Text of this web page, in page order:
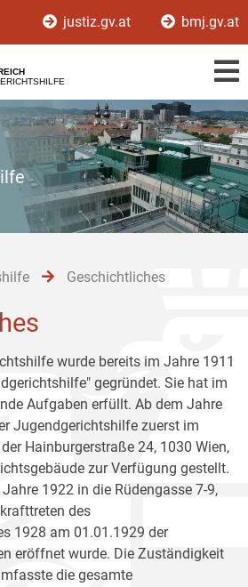
justiz.gv.at bmj.gv.at
Geschichtliches
wurde bereits im Jahre 1911
gegründet. Sie hat im
Aufgaben erfüllt. Ab dem Jahre
Jugendgerichtshilfe zuerst im
Hainburgerstraße 24, 1030 Wien,
zur Verfügung gestellt.
1922 in die Rüdengasse 7-9,
des
1928 am 01.01.1929 der
eröffnet wurde. Die Zuständigkeit
die gesamte